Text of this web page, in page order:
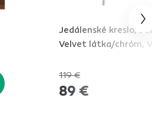
Jedálenské kreslo,
Velvet látka/chróm,
119 €
89 €